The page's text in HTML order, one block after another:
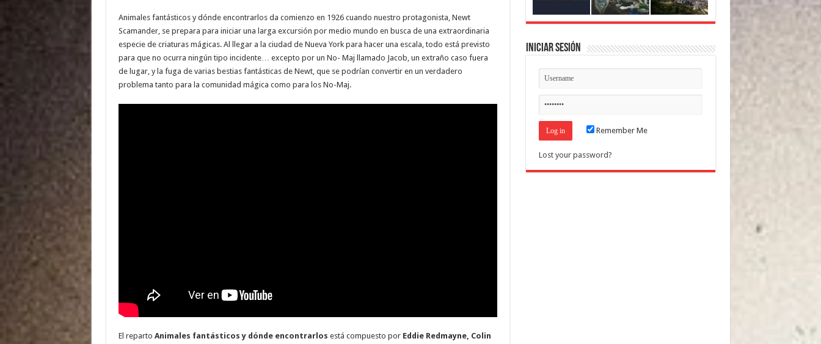
Animales fantásticos y dónde encontrarlos da comienzo en 1926 cuando nuestro protagonista, Newt
Scamander, se prepara para iniciar una larga excursión por medio mundo en busca de una extraordinaria
especie de criaturas mágicas. Al llegar a la ciudad de Nueva York para hacer una escala, todo está previsto
para que no ocurra ningún tipo incidente… excepto por un No- Maj llamado Jacob, un extraño caso fuera
de lugar, y la fuga de varias bestias fantásticas de Newt, que se podrían convertir en un verdadero
problema tanto para la comunidad mágica como para los No-Maj.
El reparto Animales fantásticos y dónde encontrarlos está compuesto por Eddie Redmayne, Colin
Iniciar Sesión
Remember Me
Lost your password?